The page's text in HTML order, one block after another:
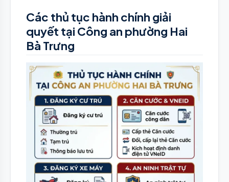
Các thủ tục hành chính giải
quyết tại Công an phường Hai
Bà Trưng